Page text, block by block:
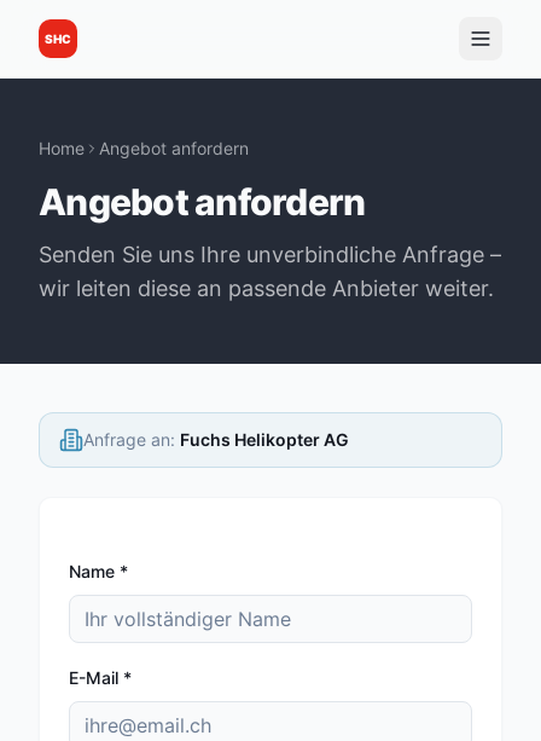
SHC
Home Angebot anfordern
Angebot anfordern
Senden Sie uns Ihre unverbindliche Anfrage –
wir leiten diese an passende Anbieter weiter.
Anfrage an: Fuchs Helikopter AG
Name *
E-Mail *